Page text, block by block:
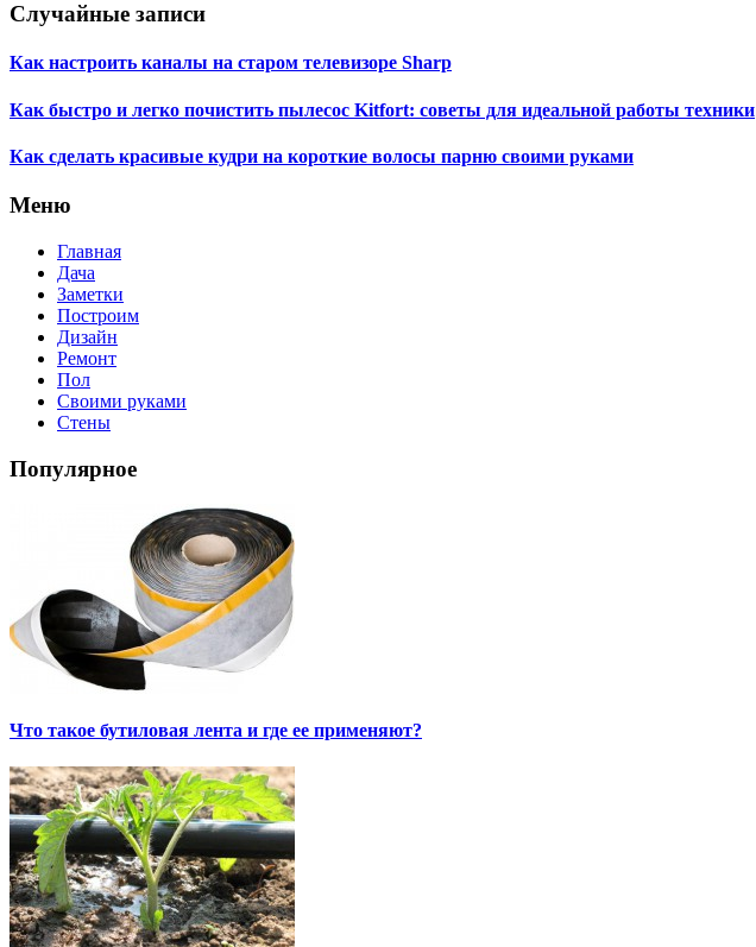
Случайные записи
Как настроить каналы на старом телевизоре Sharp
Как быстро и легко почистить пылесос Kitfort: советы для идеальной работы техники
Как сделать красивые кудри на короткие волосы парню своими руками
Меню
Главная
Дача
Заметки
Построим
Дизайн
Ремонт
Пол
Своими руками
Стены
Популярное
Что такое бутиловая лента и где ее применяют?